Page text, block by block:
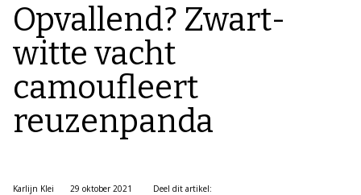
Opvallend? Zwart-
witte vacht
camoufleert
reuzenpanda
Karlijn Klei
29 oktober 2021
Deel dit artikel: